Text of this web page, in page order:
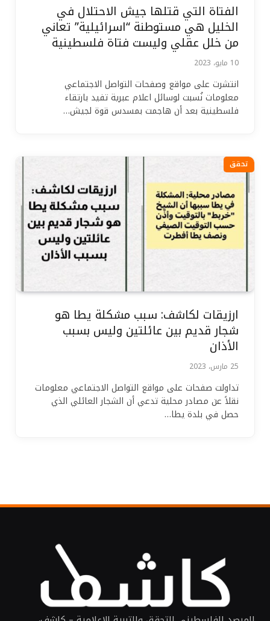
الفتاة التي قتلها جيش الاحتلال في
الخليل هي مستوطنة “اسرائيلية” تعاني
من خلل عقلي وليست فتاة فلسطينية
10 مايو، 2023
انتشرت على مواقع وصفحات التواصل الاجتماعي
معلومات نُسبت لوسائل اعلام عبرية تفيد بارتقاء
فلسطينية بعد أن هاجمت بمسدس قوة لجيش…
تحقق
ارزيقات لكاشف: سبب مشكلة يطا هو
شجار قديم بين عائلتين وليس بسبب
الأذان
25 مارس، 2023
تداولت صفحات على مواقع التواصل الاجتماعي معلومات
نقلاً عن مصادر محلية تدعي أن الشجار العائلي الذي
حصل في بلدة يطا…